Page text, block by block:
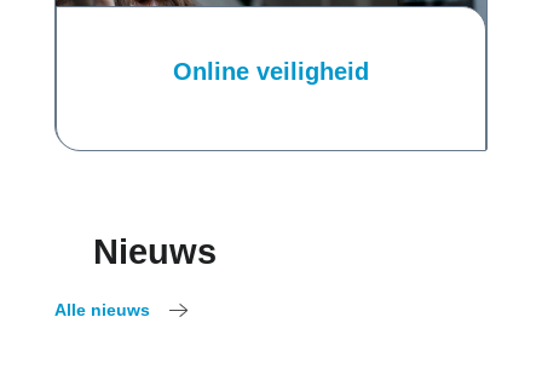
Online veiligheid
Nieuws
Alle nieuws